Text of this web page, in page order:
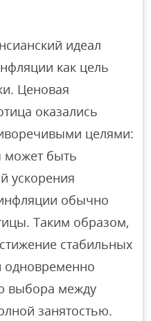
идеал
как цель
Ценовая
оказались
целями:
может быть
ускорения
обычно
Таким образом,
стабильных
одновременно
выбора между
занятостью.